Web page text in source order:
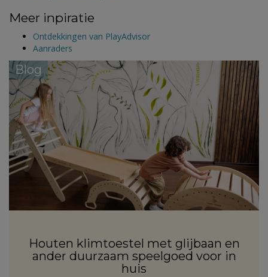
Meer inpiratie
Ontdekkingen van PlayAdvisor
Aanraders
Blog
Houten klimtoestel met glijbaan en
ander duurzaam speelgoed voor in
huis